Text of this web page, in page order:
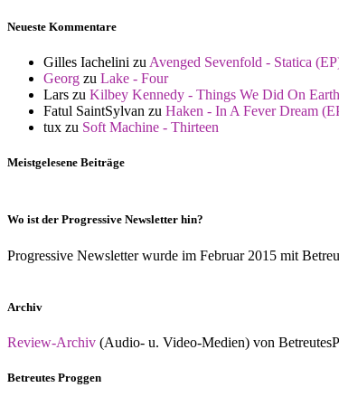
Neueste Kommentare
Gilles Iachelini zu Avenged Sevenfold - Statica
Georg zu Lake - Four
Lars zu Kilbey Kennedy - Things We Did On Earth
Fatul SaintSylvan zu Haken - In A Fever Dream
tux zu Soft Machine - Thirteen
Meistgelesene Beiträge
Wo ist der Progressive Newsletter hin?
Progressive Newsletter wurde im Februar 2015 mit
Archiv
Review-Archiv (Audio- u. Video-Medien) von
Betreutes Proggen